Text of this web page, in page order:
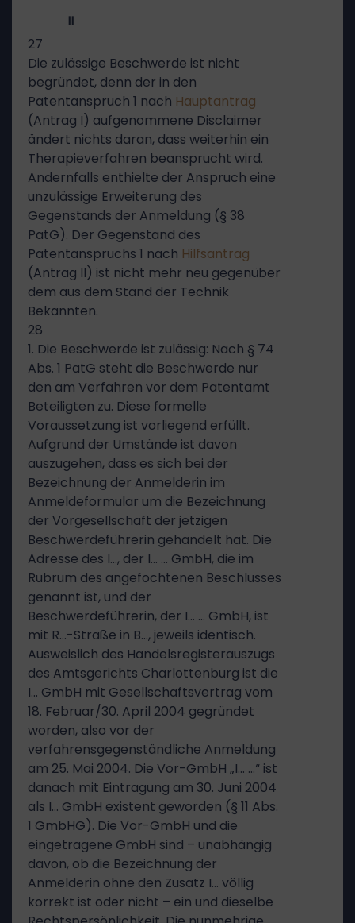
II
27
Die zulässige Beschwerde ist nicht
begründet, denn der in den
Patentanspruch 1 nach Hauptantrag
(Antrag I) aufgenommene Disclaimer
ändert nichts daran, dass weiterhin ein
Therapieverfahren beansprucht wird.
Andernfalls enthielte der Anspruch eine
unzulässige Erweiterung des
Gegenstands der Anmeldung (§ 38
PatG). Der Gegenstand des
Patentanspruchs 1 nach Hilfsantrag
(Antrag II) ist nicht mehr neu gegenüber
dem aus dem Stand der Technik
Bekannten.
28
1. Die Beschwerde ist zulässig: Nach § 74
Abs. 1 PatG steht die Beschwerde nur
den am Verfahren vor dem Patentamt
Beteiligten zu. Diese formelle
Voraussetzung ist vorliegend erfüllt.
Aufgrund der Umstände ist davon
auszugehen, dass es sich bei der
Bezeichnung der Anmelderin im
Anmeldeformular um die Bezeichnung
der Vorgesellschaft der jetzigen
Beschwerdeführerin gehandelt hat. Die
Adresse des I…, der I… … GmbH, die im
Rubrum des angefochtenen Beschlusses
genannt ist, und der
Beschwerdeführerin, der I… … GmbH, ist
mit R…-Straße in B…, jeweils identisch.
Ausweislich des Handelsregisterauszugs
des Amtsgerichts Charlottenburg ist die
I… GmbH mit Gesellschaftsvertrag vom
18. Februar/30. April 2004 gegründet
worden, also vor der
verfahrensgegenständliche Anmeldung
am 25. Mai 2004. Die Vor-GmbH „I… …“ ist
danach mit Eintragung am 30. Juni 2004
als I… GmbH existent geworden (§ 11 Abs.
1 GmbHG). Die Vor-GmbH und die
eingetragene GmbH sind – unabhängig
davon, ob die Bezeichnung der
Anmelderin ohne den Zusatz I… völlig
korrekt ist oder nicht – ein und dieselbe